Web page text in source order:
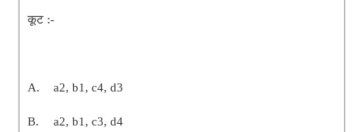
कूट :-
A. a2, b1, c4, d3
B. a2, b1, c3, d4